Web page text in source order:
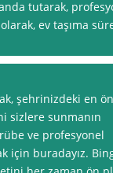
tutarak,
ev taşıma
şehrinizdeki en
sizlere sunmanın
ve profesyonel
için buradayız.